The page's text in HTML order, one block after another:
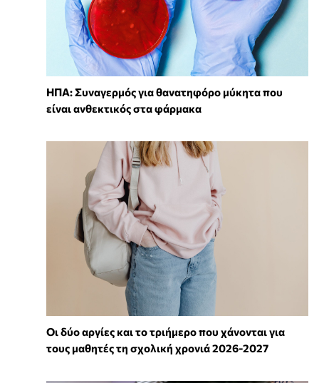
ΗΠΑ: Συναγερμός για θανατηφόρο μύκητα που
είναι ανθεκτικός στα φάρμακα
Οι δύο αργίες και το τριήμερο που χάνονται για
τους μαθητές τη σχολική χρονιά 2026-2027